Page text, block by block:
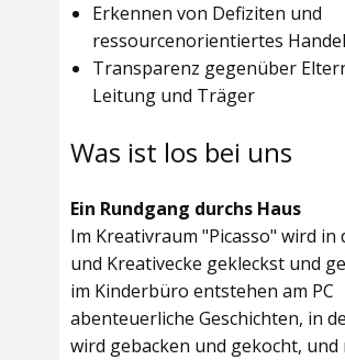
Erkennen von Defiziten und
ressourcenorientiertes
Transparenz gegenüber
Leitung und Träger
Was ist los bei uns
Ein Rundgang durchs Haus
Im Kreativraum "Picasso" wird in
und Kreativecke gekleckst und
im Kinderbüro entstehen am PC
abenteuerliche Geschichten, in
wird gebacken und gekocht, und